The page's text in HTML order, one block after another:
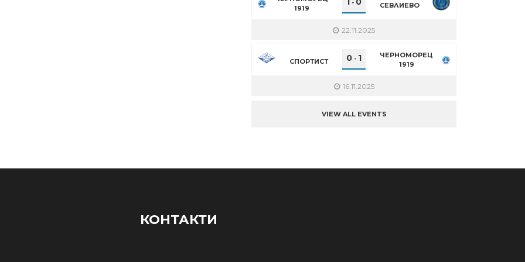
1919
- СЕВЛИЕВО
22.11.2025
СПОРТИСТ 0 - 1
ЧЕРНОМОРЕЦ
1919
16.11.2025
VIEW ALL EVENTS
КОНТАКТИ